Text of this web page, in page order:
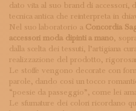
dato vita al suo brand di accessori,
tecnica antica che reinterpreta in
Nel suo laboratorio a Concordia
accessori moda dipinti a mano,
dalla scelta dei tessuti, l’artigiana
realizzazione del prodotto,
Le stoffe vengono decorate con
parole, dando così un tocco
“poesie da passeggio”, come lei
Le sfumature dei colori ricordano